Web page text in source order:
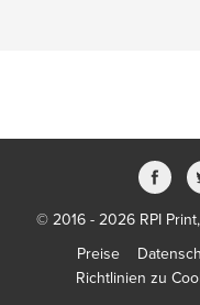
© 2016 - 2026 RPI
Preise
Richtlinien zu